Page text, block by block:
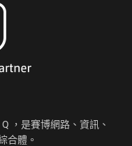
，是賽博網路、資訊、
合體。